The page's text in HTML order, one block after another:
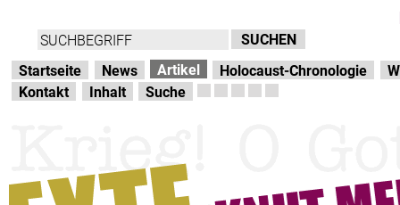
Startseite News Artikel Holocaust-Chronologie
Kontakt
Inhalt Suche